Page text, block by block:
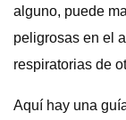
alguno, puede
peligrosas en el
respiratorias de
Aquí hay una